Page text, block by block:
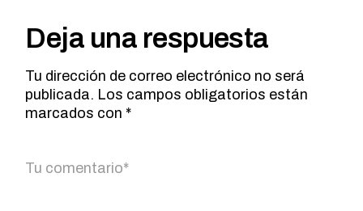
Deja una respuesta
Tu dirección de correo electrónico no será
publicada. Los campos obligatorios están
marcados con *